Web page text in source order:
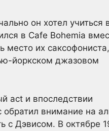
он хотел учиться
в Cafe Bohemia
место их саксофониста,
йоркском джазовом
act и впоследствии
внимание на
с Дэвисом. В октябре